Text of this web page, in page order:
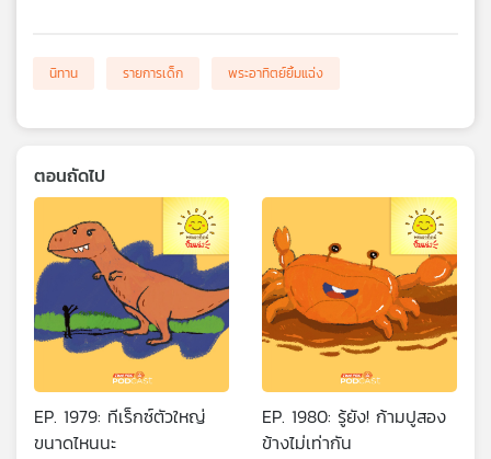
นิทาน รายการเด็ก พระอาทิตย์ยิ้มแฉ่ง
ตอนถัดไป
EP. 1979: ทีเร็กซ์ตัวใหญ่
ขนาดไหนนะ
EP. 1980: รู้ยัง! ก้ามปูสอง
ข้างไม่เท่ากัน